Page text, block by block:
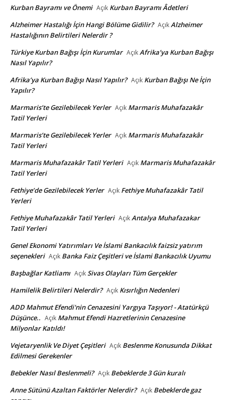
Kurban Bayramı ve Önemi Açık Kurban Bayramı Âdetleri
Alzheimer Hastalığı İçin Hangi Bölüme Gidilir? AçıkAlzheimer
Hastalığının Belirtileri Nelerdir ?
Türkiye Kurban Bağışı İçin Kurumlar AçıkAfrika’ya Kurban Bağışı
Nasıl Yapılır?
Afrika’ya Kurban Bağışı Nasıl Yapılır? Açık Kurban Bağışı Ne İçin
Yapılır?
Marmaris’te Gezilebilecek Yerler Açık Marmaris Muhafazakâr
Tatil Yerleri
Marmaris’te Gezilebilecek Yerler Açık Marmaris Muhafazakâr
Tatil Yerleri
Marmaris Muhafazakâr Tatil Yerleri Açık Marmaris Muhafazakâr
Tatil Yerleri
Fethiye’de Gezilebilecek Yerler Açık Fethiye Muhafazakâr Tatil
Yerleri
Fethiye Muhafazakâr Tatil Yerleri AçıkAntalya Muhafazakar
Tatil Yerleri
Genel Ekonomi Yatırımları Ve İslami Bankacılık faizsiz yatırım
seçenekleri Açık Banka Faiz Çeşitleri ve İslami Bankacılık Uyumu
Başbağlar Katliamı AçıkSivas Olayları Tüm Gerçekler
Hamilelik Belirtileri Nelerdir? Açık Kısırlığın Nedenleri
ADD Mahmut Efendi'nin Cenazesini Yargıya Taşıyor! - Atatürkçü
Düşünce.. Açık Mahmut Efendi Hazretlerinin Cenazesine
Milyonlar Katıldı!
Vejetaryenlik Ve Diyet Çeşitleri Açık Beslenme Konusunda Dikkat
Edilmesi Gerekenler
Bebekler Nasıl Beslenmeli? Açık Bebeklerde 3 Gün kuralı
Anne Sütünü Azaltan Faktörler Nelerdir? Açık Bebeklerde gaz